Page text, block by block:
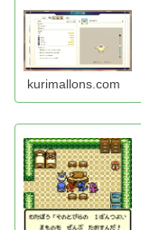
kurimallons.com